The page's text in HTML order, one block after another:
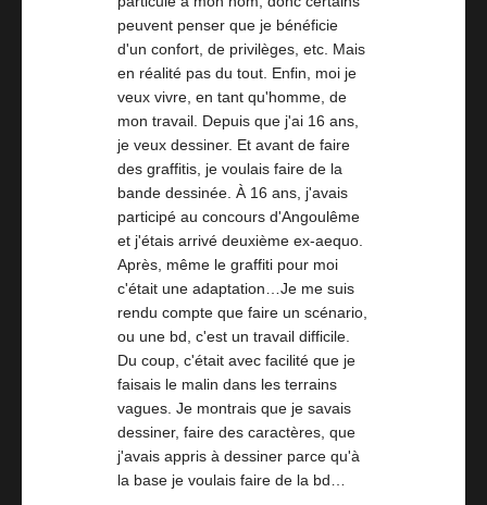
peuvent penser que je bénéficie
d'un confort, de privilèges, etc. Mais
en réalité pas du tout. Enfin, moi je
veux vivre, en tant qu'homme, de
mon travail. Depuis que j'ai 16 ans,
je veux dessiner. Et avant de faire
des graffitis, je voulais faire de la
bande dessinée. À 16 ans, j'avais
participé au concours d'Angoulême
et j'étais arrivé deuxième ex-aequo.
Après, même le graffiti pour moi
c'était une adaptation…Je me suis
rendu compte que faire un scénario,
ou une bd, c'est un travail difficile.
Du coup, c'était avec facilité que je
faisais le malin dans les terrains
vagues. Je montrais que je savais
dessiner, faire des caractères, que
j'avais appris à dessiner parce qu'à
la base je voulais faire de la bd…